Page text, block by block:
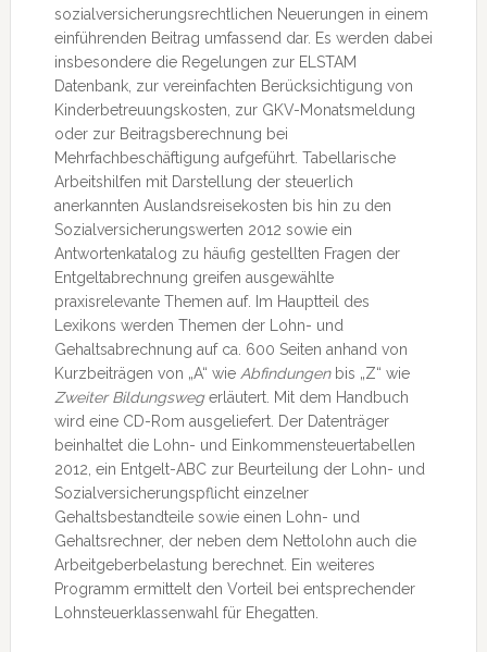
sozialversicherungsrechtlichen Neuerungen in einem
einführenden Beitrag umfassend dar. Es werden dabei
insbesondere die Regelungen zur ELSTAM
Datenbank, zur vereinfachten Berücksichtigung von
Kinderbetreuungskosten, zur GKV-Monatsmeldung
oder zur Beitragsberechnung bei
Mehrfachbeschäftigung aufgeführt. Tabellarische
Arbeitshilfen mit Darstellung der steuerlich
anerkannten Auslandsreisekosten bis hin zu den
Sozialversicherungswerten 2012 sowie ein
Antwortenkatalog zu häufig gestellten Fragen der
Entgeltabrechnung greifen ausgewählte
praxisrelevante Themen auf. Im Hauptteil des
Lexikons werden Themen der Lohn- und
Gehaltsabrechnung auf ca. 600 Seiten anhand von
Kurzbeiträgen von „A“ wie Abfindungenbis „Z“ wie
Zweiter Bildungswegerläutert. Mit dem Handbuch
wird eine CD-Rom ausgeliefert. Der Datenträger
beinhaltet die Lohn- und Einkommensteuertabellen
2012, ein Entgelt-ABC zur Beurteilung der Lohn- und
Sozialversicherungspflicht einzelner
Gehaltsbestandteile sowie einen Lohn- und
Gehaltsrechner, der neben dem Nettolohn auch die
Arbeitgeberbelastung berechnet. Ein weiteres
Programm ermittelt den Vorteil bei entsprechender
Lohnsteuerklassenwahl für Ehegatten.